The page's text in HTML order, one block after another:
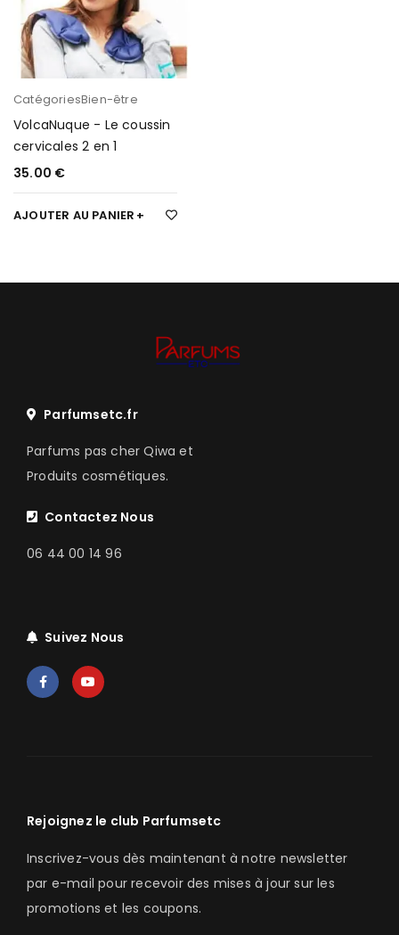
CatégoriesBien-être
VolcaNuque - Le coussin
cervicales 2 en 1
35.00 €
AJOUTER AU PANIER
Parfumsetc.fr
Parfums pas cher Qiwa et
Produits cosmétiques.
Contactez Nous
06 44 00 14 96
Suivez Nous
Rejoignez le club Parfumsetc
Inscrivez-vous dès maintenant à notre newsletter
par e-mail pour recevoir des mises à jour sur les
promotions et les coupons.